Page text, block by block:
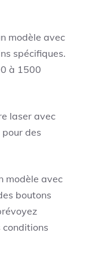
modèle avec
spécifiques.
à 1500
laser avec
pour des
modèle avec
boutons
conditions